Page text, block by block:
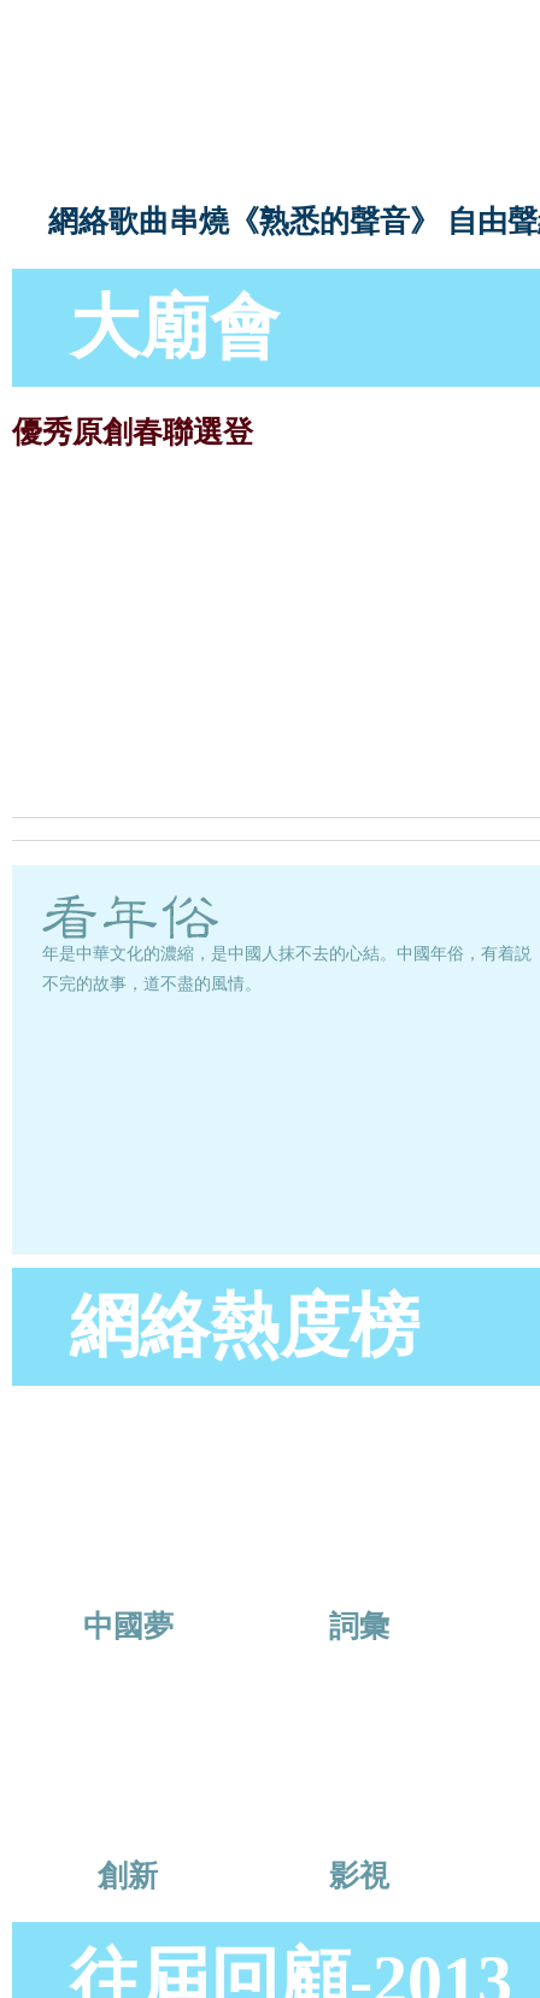
網絡歌曲串燒《熟悉的聲音》 自由
大廟會
優秀原創春聯選登
年是中華文化的濃縮，是中國人抹不去的心結。中國年俗，有着説
不完的故事，道不盡的風情。
網絡熱度榜
中國夢 詞彙
創新 影視
往屆回顧-2013